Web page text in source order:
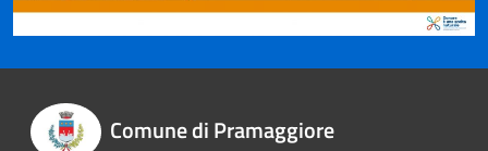
Comune di Pramaggiore